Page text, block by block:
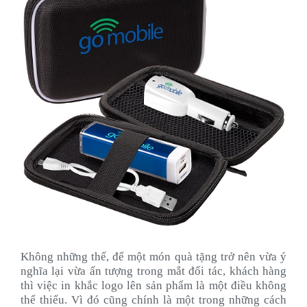
Không những thế, để một món quà tặng trở nên vừa ý
nghĩa lại vừa ấn tượng trong mắt đối tác, khách hàng
thì việc in khắc logo lên sản phẩm là một điều không
thể thiếu. Vì đó cũng chính là một trong những cách